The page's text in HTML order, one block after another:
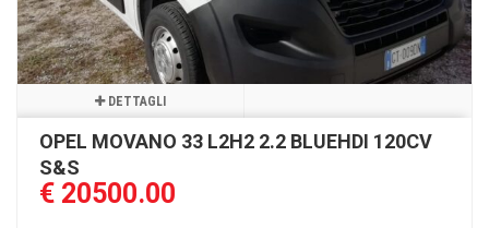
DETTAGLI
OPEL MOVANO 33 L2H2 2.2 BLUEHDI 120CV
S&S
€ 20500.00